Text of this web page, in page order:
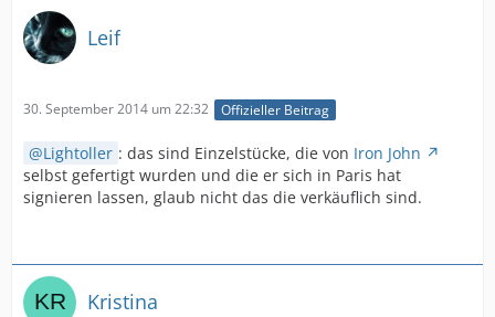
Leif
30. September 2014 um 22:32 Offizieller Beitrag
Lightoller : das sind Einzelstücke, die von Iron John
selbst gefertigt wurden und die er sich in Paris hat
signieren lassen, glaub nicht das die verkäuflich sind.
Kristina